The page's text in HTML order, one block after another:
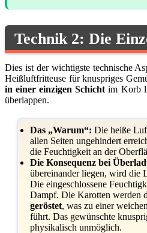
Technik 2: Die
Dies ist der wichtigste technische
Heißluftfritteuse für knuspriges
in einer einzigen Schicht im Korb
überlappen.
Das „Warum“: Die heiße
allen Seiten ungehindert
die Feuchtigkeit an der
Die Konsequenz bei
übereinander liegen, wird die
Die eingeschlossene
Dampf. Die Karotten werden
geröstet, was zu einer
führt. Das gewünschte
physikalisch unmöglich.